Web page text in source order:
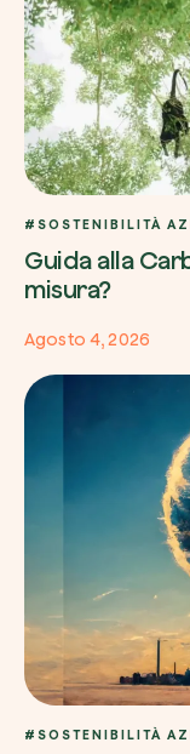
#SOSTENIBILITÀ
Guida alla
misura?
Agosto 4, 2026
#SOSTENIBILITÀ